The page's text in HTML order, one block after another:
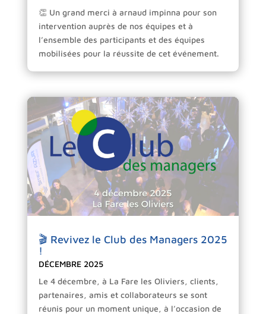
👏 Un grand merci à arnaud impinna pour son
intervention auprès de nos équipes et à
l’ensemble des participants et des équipes
mobilisées pour la réussite de cet événement.
🎬 Revivez le Club des Managers 2025
!
DÉCEMBRE 2025
Le 4 décembre, à La Fare les Oliviers, clients,
partenaires, amis et collaborateurs se sont
réunis pour un moment unique, à l’occasion de